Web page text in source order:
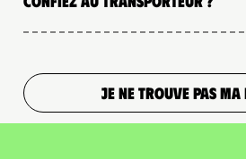
JE NE TROUVE PAS MA